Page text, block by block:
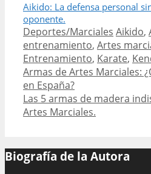
Aikido: La defensa personal
oponente.
Categories
Deportes/Marciales Tags
Aikido,
entrenamiento, Artes
Entrenamiento, Karate,
Post
navigation
Armas de Artes Marciales:
en España?
Las 5 armas de madera
Artes Marciales.
Biografía de la Autora